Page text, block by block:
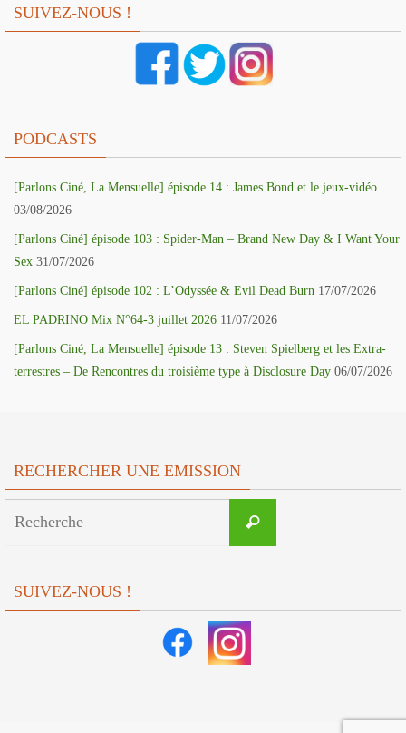
SUIVEZ-NOUS !
PODCASTS
[Parlons Ciné, La Mensuelle] épisode 14 : James Bond et le jeux-vidéo
03/08/2026
[Parlons Ciné] épisode 103 : Spider-Man – Brand New Day & I Want Your
Sex 31/07/2026
[Parlons Ciné] épisode 102 : L’Odyssée & Evil Dead Burn 17/07/2026
EL PADRINO Mix N°64-3 juillet 2026 11/07/2026
[Parlons Ciné, La Mensuelle] épisode 13 : Steven Spielberg et les Extra-
terrestres – De Rencontres du troisième type à Disclosure Day 06/07/2026
RECHERCHER UNE EMISSION
Recherche
SUIVEZ-NOUS !